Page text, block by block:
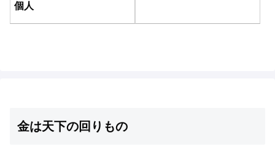
個人
金は天下の回りもの